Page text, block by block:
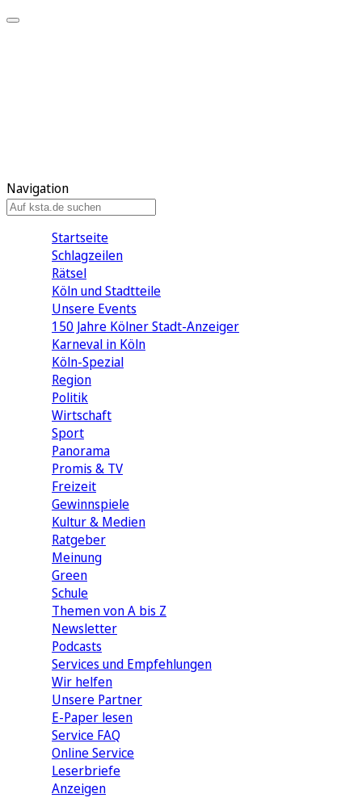
Navigation
Startseite
Schlagzeilen
Rätsel
Köln und Stadtteile
Unsere Events
150 Jahre Kölner Stadt-Anzeiger
Karneval in Köln
Köln-Spezial
Region
Politik
Wirtschaft
Sport
Panorama
Promis & TV
Freizeit
Gewinnspiele
Kultur & Medien
Ratgeber
Meinung
Green
Schule
Themen von A bis Z
Newsletter
Podcasts
Services und Empfehlungen
Wir helfen
Unsere Partner
E-Paper lesen
Service FAQ
Online Service
Leserbriefe
Anzeigen